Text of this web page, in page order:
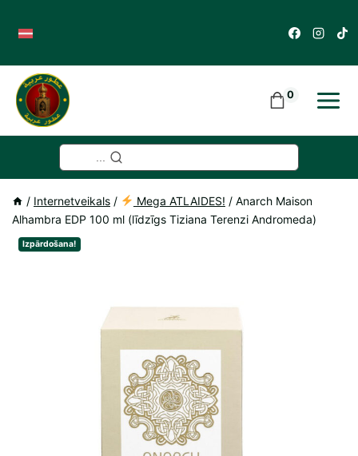
content
0
/ Internetveikals / Mega ATLAIDES! / Anarch Maison
Alhambra EDP 100 ml (līdzīgs Tiziana Terenzi Andromeda)
Izpārdošana!